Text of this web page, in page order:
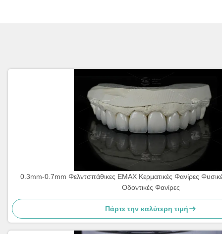
0.3mm-0.7mm Φελντσπάθικες ΕΜΑΧ Κερματικές Φανίρες
Οδοντικές Φανίρες
Πάρτε την καλύτερη τιμή